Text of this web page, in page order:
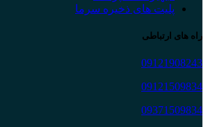
پلیت های ذخیره سرما
راه های ارتباطی
09121908243
09121509834
09371509834